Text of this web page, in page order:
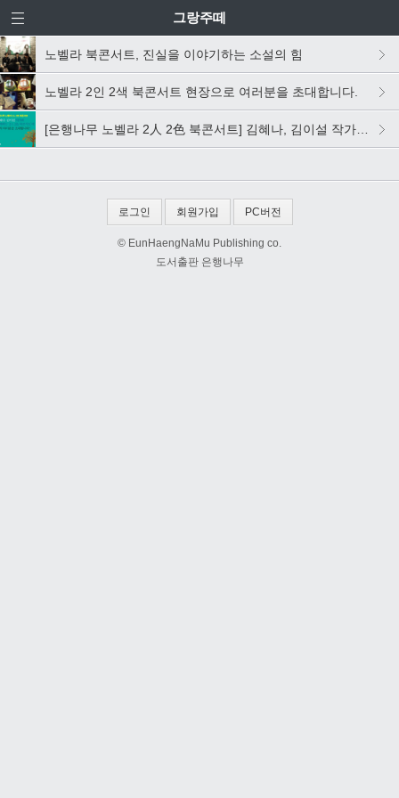
그랑주떼
노벨라 북콘서트, 진실을 이야기하는 소설의 힘
노벨라 2인 2색 북콘서트 현장으로 여러분을 초대합니다.
[은행나무 노벨라 2人 2色 북콘서트] 김혜나, 김이설 작가의 만남
로그인 회원가입 PC버전
© EunHaengNaMu Publishing co.
도서출판 은행나무